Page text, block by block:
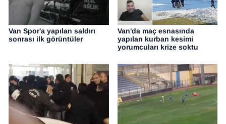
Van Spor'a yapılan saldırı
sonrası ilk görüntüler
Van'da maç esnasında
yapılan kurban kesimi
yorumcuları krize soktu
SAĞLIK
Seri İlan
SİYASET
SPOR